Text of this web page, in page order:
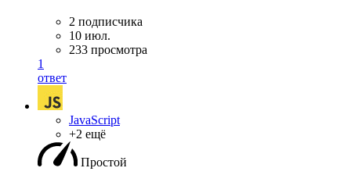
2 подписчика
10 июл.
233 просмотра
1
ответ
JavaScript
+2 ещё
Простой